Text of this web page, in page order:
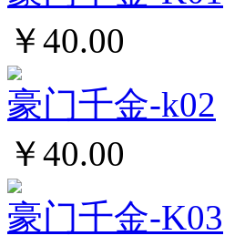
￥40.00
豪门千金-k02
￥40.00
豪门千金-K03